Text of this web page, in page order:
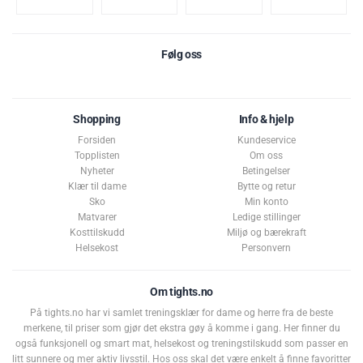
Følg oss
Shopping
Forsiden
Topplisten
Nyheter
Klær til dame
Sko
Matvarer
Kosttilskudd
Helsekost
Info & hjelp
Kundeservice
Om oss
Betingelser
Bytte og retur
Min konto
Ledige stillinger
Miljø og bærekraft
Personvern
Om tights.no
På tights.no har vi samlet treningsklær for dame og herre fra de beste
merkene, til priser som gjør det ekstra gøy å komme i gang. Her finner du
også funksjonell og smart mat, helsekost og treningstilskudd som passer en
litt sunnere og mer aktiv livsstil. Hos oss skal det være enkelt å finne favoritter